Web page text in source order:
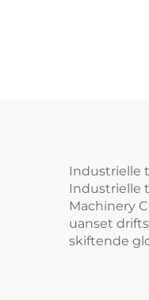
Industrielle
Industrielle
Machinery
uanset
skiftende